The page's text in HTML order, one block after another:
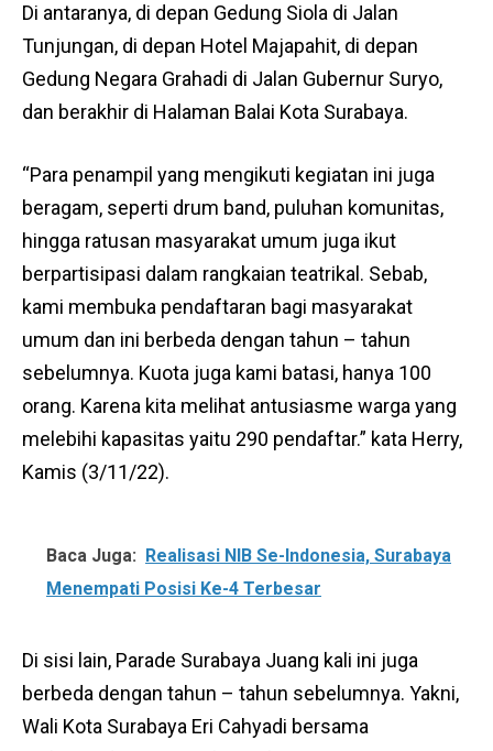
Di antaranya, di depan Gedung Siola di Jalan
Tunjungan, di depan Hotel Majapahit, di depan
Gedung Negara Grahadi di Jalan Gubernur Suryo,
dan berakhir di Halaman Balai Kota Surabaya.
“Para penampil yang mengikuti kegiatan ini juga
beragam, seperti drum band, puluhan komunitas,
hingga ratusan masyarakat umum juga ikut
berpartisipasi dalam rangkaian teatrikal. Sebab,
kami membuka pendaftaran bagi masyarakat
umum dan ini berbeda dengan tahun – tahun
sebelumnya. Kuota juga kami batasi, hanya 100
orang. Karena kita melihat antusiasme warga yang
melebihi kapasitas yaitu 290 pendaftar.” kata Herry,
Kamis (3/11/22).
Baca Juga: Realisasi NIB Se-Indonesia, Surabaya
Menempati Posisi Ke-4 Terbesar
Di sisi lain, Parade Surabaya Juang kali ini juga
berbeda dengan tahun – tahun sebelumnya. Yakni,
Wali Kota Surabaya Eri Cahyadi bersama